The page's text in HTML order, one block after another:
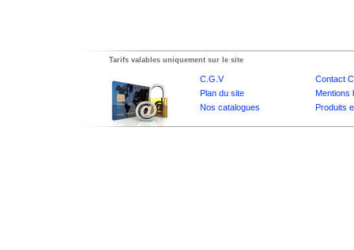
Tarifs valables uniquement sur le site
C.G.V
Contact
Plan du site
Mentions
Nos catalogues
Produits